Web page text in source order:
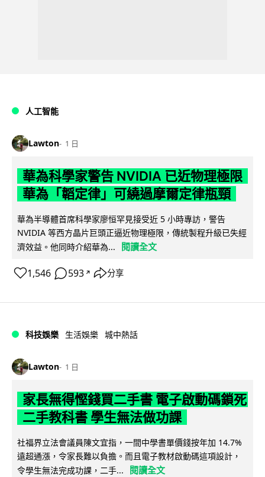
人工智能
Lawton 1 日
華為科學家警告 NVIDIA 已近物理極限
華為「韜定律」可繞過摩爾定律瓶頸
華為半導體首席科學家廖恒罕見接受近 5 小時專訪，警告
NVIDIA 等西方晶片巨頭正逼近物理極限，傳統製程升級已失經
濟效益。他同時介紹華為...
閱讀全文
1,546 593 ↗ 分享
科技娛樂 生活娛樂 城中熱話
Lawton 1 日
家長無得慳錢買二手書 電子啟動碼鎖死
二手教科書 學生無法做功課
社福界立法會議員陳文宜指，一間中學書單價錢按年加 14.7%
遠超通漲，令家長難以負擔。而且電子教材啟動碼這項設計，
令學生無法完成功課，二手...
閱讀全文